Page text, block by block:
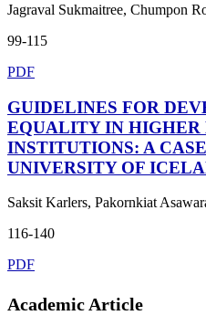
Jagraval Sukmaitree, Chumpon
99-115
PDF
GUIDELINES FOR
EQUALITY IN HIGHER
INSTITUTIONS: A
UNIVERSITY OF
Saksit Karlers, Pakornkiat
116-140
PDF
Academic Article